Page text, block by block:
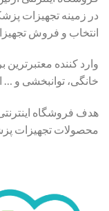
در زمینه تجهیزات
انتخاب و فروش
وارد کننده
خانگی، توانبخشی و
هدف فروشگاه
محصولات تجهیزات